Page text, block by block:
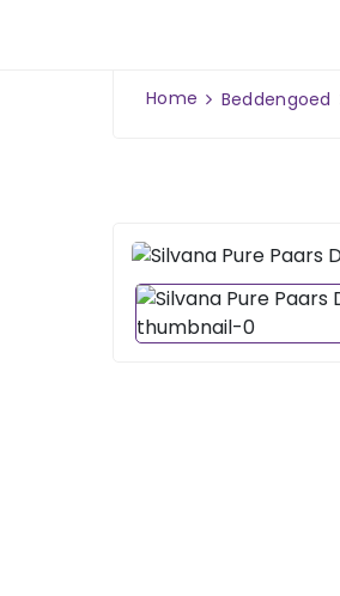
Home Beddengoed